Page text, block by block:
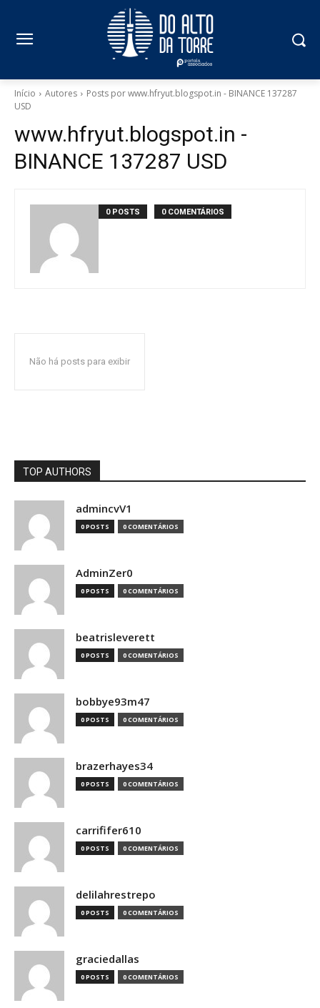
Início Autores
Posts por www.hfryut.blogspot.in - BINANCE 137287
USD
www.hfryut.blogspot.in -
BINANCE 137287 USD
0 POSTS 0 COMENTÁRIOS
Não há posts para exibir
TOP AUTHORS
admincvV1
0 POSTS 0 COMENTÁRIOS
AdminZer0
0 POSTS 0 COMENTÁRIOS
beatrisleverett
0 POSTS 0 COMENTÁRIOS
bobbye93m47
0 POSTS 0 COMENTÁRIOS
brazerhayes34
0 POSTS 0 COMENTÁRIOS
carrififer610
0 POSTS 0 COMENTÁRIOS
delilahrestrepo
0 POSTS 0 COMENTÁRIOS
graciedallas
0 POSTS 0 COMENTÁRIOS